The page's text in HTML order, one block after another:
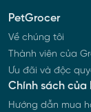
PetGrocer
Về chúng tôi
Thành viên của
Ưu đãi và độc
Chính sách của
Hướng dẫn mua